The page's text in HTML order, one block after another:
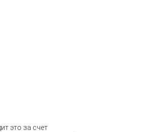
это за счет